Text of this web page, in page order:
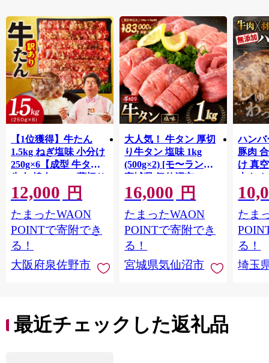
【1位獲得】牛たん
1.5kg ねぎ塩味 小分け
250g×6【成型 牛タン
牛肉 焼肉 BBQ 薄切り
ぎゅうたん スライス
訳あり サイズ不揃
い】 G4721
12,000 円
たまったWAON
POINTで寄附でき
る！
大阪府泉佐野市
大人気！ 牛タン 厚切
り牛タン 塩味 1kg
(500g×2) [モ〜ランド
宮城県 気仙沼市
20564660] 肉 牛肉 精肉
牛たん 牛タン塩 牛た
ん塩 冷凍 焼肉 BBQ ア
ウトドア バーベキュ
ー 厚切り タン
16,000 円
たまったWAON
POINTで寄附でき
る！
宮城県気仙沼市
ハンバ
豚肉
け 真
大き
保存
淡路島
ポーク
き肉
ず 惣
まみ
んのお
たま
る！
埼玉
最近チェックした返礼品